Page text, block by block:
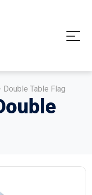
Double Table Flag